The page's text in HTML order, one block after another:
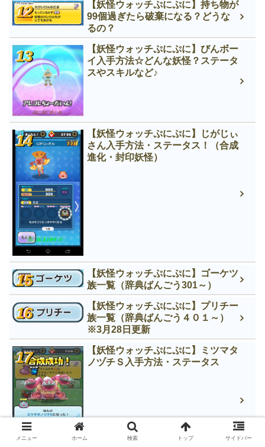
【妖怪ウォッチぷにぷに】持ち物が
99個過ぎたら破棄になる？どうな
るの？
【妖怪ウォッチぷにぷに】びんボー
イ入手方法☆どんな妖怪？ステータ
スやスキルなど♪
【妖怪ウォッチぷにぷに】じがじぃ
さん入手方法・ステータス！（合成
進化・封印妖怪）
【妖怪ウォッチぷにぷに】ゴーケツ
族一覧（辞典ばんごう301～）
【妖怪ウォッチぷにぷに】プリチー
族一覧（辞典ばんごう４０１～）
※3月28日更新
【妖怪ウォッチぷにぷに】ミツマタ
ノヅチＳ入手方法・ステータス
メニュー ホーム 検索 トップ サイドバー